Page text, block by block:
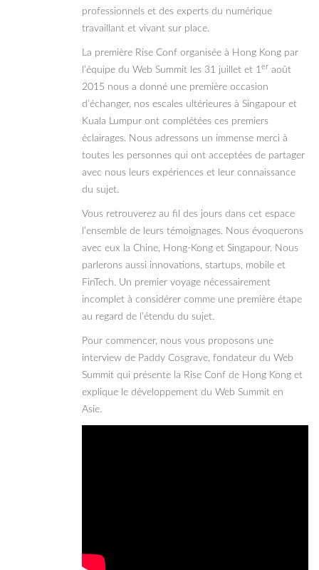
professionnels et des experts du numérique
travaillant et vivant sur place.
La première Rise Conf organisée à Hong Kong par
l’équipe du Web Summit les 31 juillet et 1er août
2015 nous a donné une première occasion
d’échanger, nos escales ultérieures à Singapour et
Kuala Lumpur ont complétées ces premiers
éclairages. Nous adressons un immense merci à
toutes les personnes qui ont acceptées de partager
avec nous leurs expériences et leur connaissance
du sujet.
Vous retrouverez au fil des jours dans cet espace
l’ensemble de leurs témoignages. Nous évoquerons
avec eux la Chine, Hong-Kong et Singapour. Nous
parlerons aussi innovations, startups, mobile et
FinTech. Un premier voyage nécessairement
incomplet à considérer comme une première étape
au regard de l’étendu du sujet.
Pour commencer, nous vous proposons une
interview de Paddy Cosgrave, fondateur du Web
Summit qui présente la Rise Conf de Hong Kong et
explique le développement du Web Summit en
Asie.